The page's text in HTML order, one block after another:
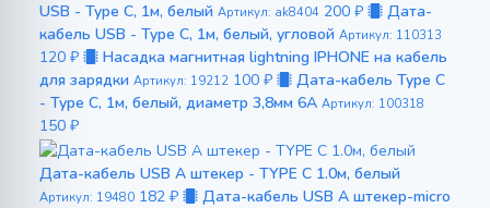
USB - Type C, 1м, белый Артикул: ak8404 200 ₽
Дата-
кабель USB - Type C, 1м, белый, угловой Артикул: 110313
120 ₽
Насадка магнитная lightning IPHONE на кабель
для зарядки Артикул: 19212 100 ₽
Дата-кабель Type C
- Type C, 1м, белый, диаметр 3,8мм 6A Артикул: 100318
150 ₽
Дата-кабель USB A штекер - TYPE C 1.0м, белый
Артикул: 19480 182 ₽
Дата-кабель USB A штекер-micro